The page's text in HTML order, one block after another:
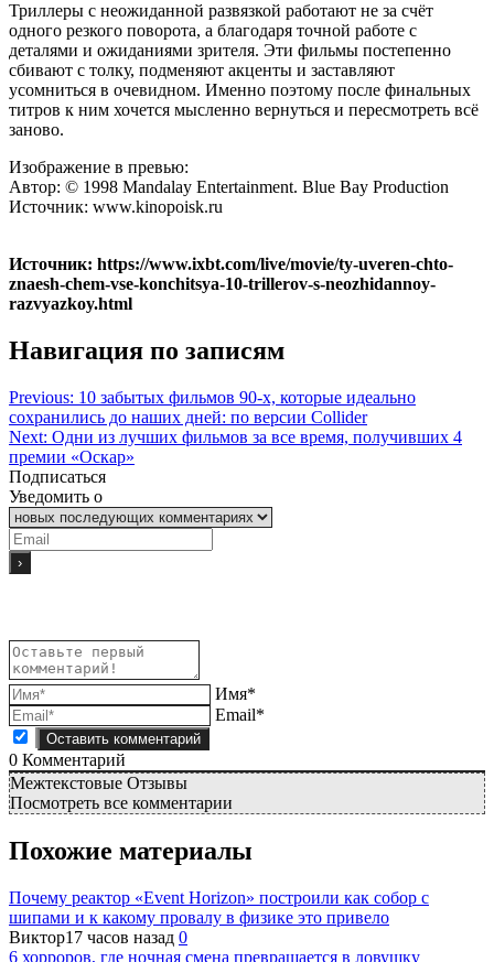
Триллеры с неожиданной развязкой работают не за счёт
одного резкого поворота, а благодаря точной работе с
деталями и ожиданиями зрителя. Эти фильмы постепенно
сбивают с толку, подменяют акценты и заставляют
усомниться в очевидном. Именно поэтому после финальных
титров к ним хочется мысленно вернуться и пересмотреть всё
заново.
Изображение в превью:
Автор: © 1998 Mandalay Entertainment. Blue Bay Production
Источник: www.kinopoisk.ru
Источник: https://www.ixbt.com/live/movie/ty-uveren-chto-
znaesh-chem-vse-konchitsya-10-trillerov-s-neozhidannoy-
razvyazkoy.html
Навигация по записям
Previous: 10 забытых фильмов 90-х, которые идеально
сохранились до наших дней: по версии Collider
Next: Одни из лучших фильмов за все время, получивших 4
премии «Оскар»
Подписаться
Уведомить о
Имя*
Email*
0 Комментарий
Межтекстовые Отзывы
Посмотреть все комментарии
Похожие материалы
Почему реактор «Event Horizon» построили как собор с
шипами и к какому провалу в физике это привело
Виктор17 часов назад 0
6 хорроров, где ночная смена превращается в ловушку